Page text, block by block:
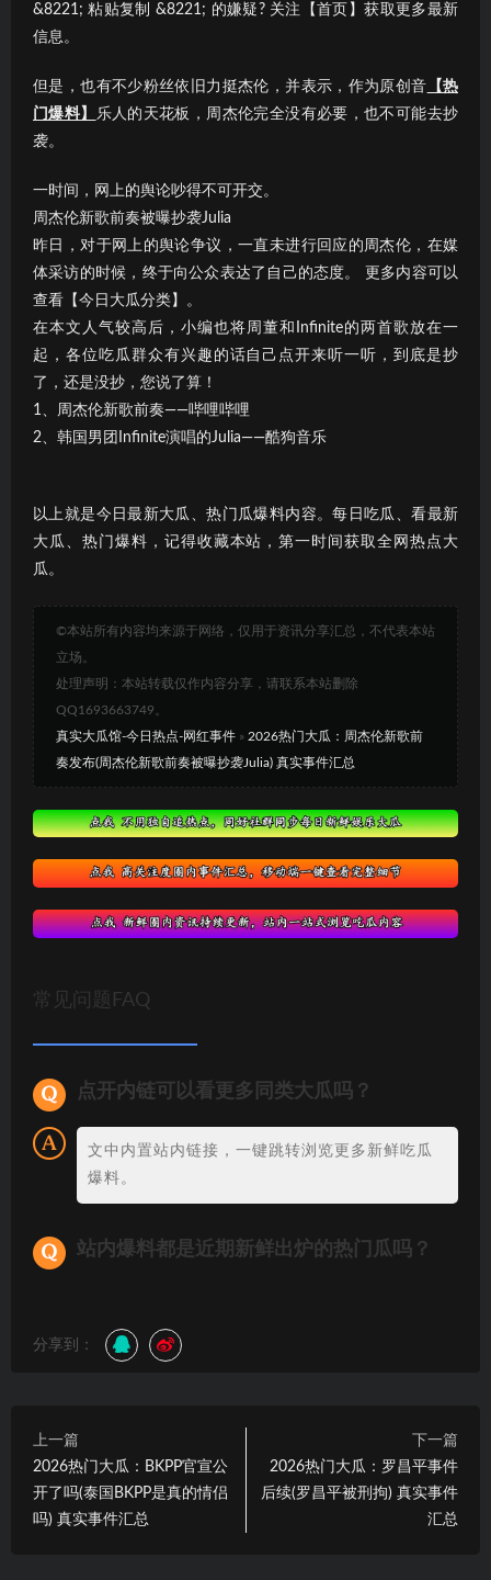
&8221; 粘贴复制 &8221; 的嫌疑? 关注【首页】获取更多最新
信息。
但是，也有不少粉丝依旧力挺杰伦，并表示，作为原创音 【热
门爆料】
乐人的天花板，周杰伦完全没有必要，也不可能去抄
袭。
一时间，网上的舆论吵得不可开交。
周杰伦新歌前奏被曝抄袭Julia
昨日，对于网上的舆论争议，一直未进行回应的周杰伦，在媒
体采访的时候，终于向公众表达了自己的态度。 更多内容可以
查看【今日大瓜分类】。
在本文人气较高后，小编也将周董和Infinite的两首歌放在一
起，各位吃瓜群众有兴趣的话自己点开来听一听，到底是抄
了，还是没抄，您说了算！
1、周杰伦新歌前奏——哔哩哔哩
2、韩国男团Infinite演唱的Julia——酷狗音乐
以上就是今日最新大瓜、热门瓜爆料内容。每日吃瓜、看最新
大瓜、热门爆料，记得收藏本站，第一时间获取全网热点大
瓜。
©本站所有内容均来源于网络，仅用于资讯分享汇总，不代表本站
立场。
处理声明：本站转载仅作内容分享，请联系本站删除
QQ1693663749。
真实大瓜馆-今日热点-网红事件 » 2026热门大瓜：周杰伦新歌前
奏发布(周杰伦新歌前奏被曝抄袭Julia) 真实事件汇总
常见问题FAQ
点开内链可以看更多同类大瓜吗？
文中内置站内链接，一键跳转浏览更多新鲜吃瓜
爆料。
站内爆料都是近期新鲜出炉的热门瓜吗？
分享到：
上一篇
2026热门大瓜：BKPP官宣公
开了吗(泰国BKPP是真的情侣
吗) 真实事件汇总
下一篇
2026热门大瓜：罗昌平事件
后续(罗昌平被刑拘) 真实事件
汇总